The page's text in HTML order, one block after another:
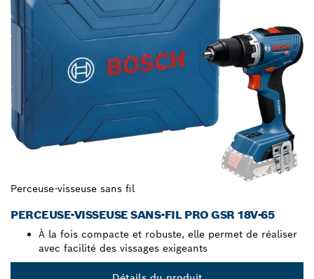
Perceuse-visseuse sans fil
PERCEUSE-VISSEUSE SANS-FIL PRO GSR 18V-65
À la fois compacte et robuste, elle permet de réaliser
avec facilité des vissages exigeants